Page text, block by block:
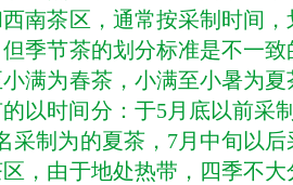
南茶区，通常按采制时间
季节茶的划分标准是不一
满为春茶，小满至小暑为
以时间分：于5月底以前采
采制为的夏茶，7月中旬以
，由于地处热带，四季不